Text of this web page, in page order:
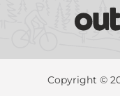
Copyright ©